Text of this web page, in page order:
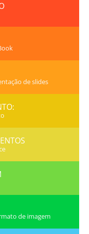
de slides
de imagem